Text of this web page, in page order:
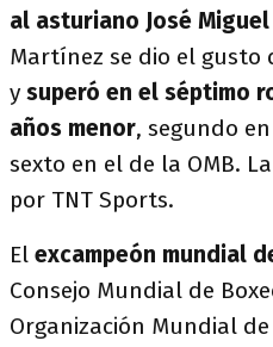
al asturiano José Miguel
Martínez se dio el
y superó en el séptimo
años menor, segundo
sexto en el de la OMB.
por TNT Sports.
El excampeón mundial
Consejo Mundial de
Organización Mundial